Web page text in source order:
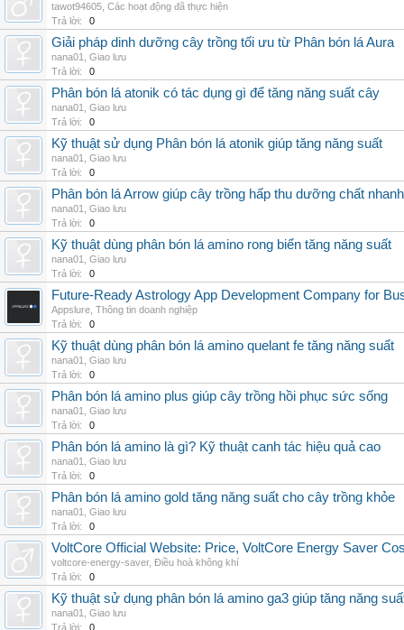
tawot94605 Các hoạt động đã thực hiện
Trả lời:
0
Giải pháp dinh dưỡng cây trồng tối ưu từ Phân bón lá Aura
nana01
Giao lưu
Trả lời:
0
Phân bón lá atonik có tác dụng gì để tăng năng suất cây
nana01
Giao lưu
Trả lời:
0
Kỹ thuật sử dụng Phân bón lá atonik giúp tăng năng suất
nana01
Giao lưu
Trả lời:
0
Phân bón lá Arrow giúp cây trồng hấp thu dưỡng chất nhanh
nana01
Giao lưu
Trả lời:
0
Kỹ thuật dùng phân bón lá amino rong biển tăng năng suất
nana01
Giao lưu
Trả lời:
0
Future-Ready Astrology App Development Company for
Appslure Thông tin doanh nghiệp
Trả lời:
0
Kỹ thuật dùng phân bón lá amino quelant fe tăng năng suất
nana01
Giao lưu
Trả lời:
0
Phân bón lá amino plus giúp cây trồng hồi phục sức sống
nana01
Giao lưu
Trả lời:
0
Phân bón lá amino là gì? Kỹ thuật canh tác hiệu quả cao
nana01
Giao lưu
Trả lời:
0
Phân bón lá amino gold tăng năng suất cho cây trồng khỏe
nana01
Giao lưu
Trả lời:
0
VoltCore Official Website: Price, VoltCore Energy Saver
voltcore-energy-saver, Điều hoà không khí
Trả lời:
0
Kỹ thuật sử dụng phân bón lá amino ga3 giúp tăng năng
nana01
Giao lưu
Trả lời:
0